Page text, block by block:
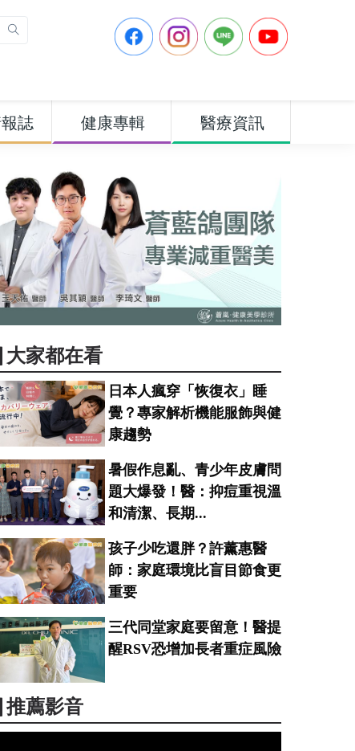
誌 健康專輯 醫療資訊
大家都在看
日本人瘋穿「恢復衣」睡
覺？專家解析機能服飾與健
康趨勢
暑假作息亂、青少年皮膚問
題大爆發！醫：抑痘重視溫
和清潔、長期...
孩子少吃還胖？許薰惠醫
師：家庭環境比盲目節食更
重要
三代同堂家庭要留意！醫提
醒RSV恐增加長者重症風險
推薦影音